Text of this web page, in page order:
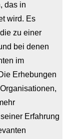
das in
wird. Es
zu einer
bei denen
im
Erhebungen
Erfahrung